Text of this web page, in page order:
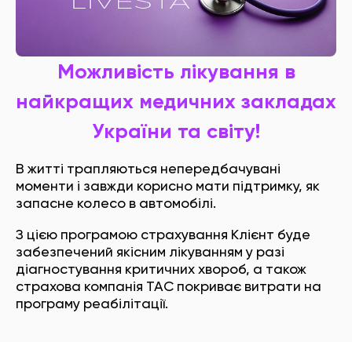
Можливість лікування в
найкращих медичних закладах
України та світу!
В житті трапляються непередбачувані
моменти і завжди корисно мати підтримку, як
запасне колесо в автомобілі.
З цією програмою страхування Клієнт буде
забезпечений якісним лікуванням у разі
діагностування критичних хвороб, а також
страхова компанія ТАС покриває витрати на
програму реабілітації.